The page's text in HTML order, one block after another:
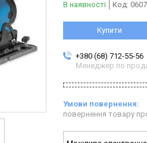
В наявності Код:
Купити
+380 (68) 712-55-56
Менеджер по
повернення товару